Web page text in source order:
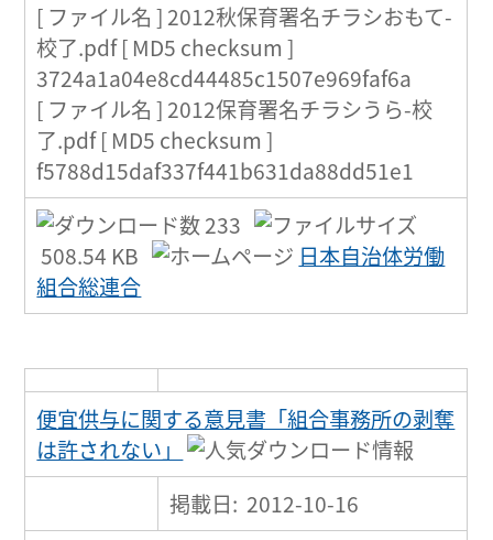
[ ファイル名 ] 2012秋保育署名チラシおもて-
校了.pdf [ MD5 checksum ]
3724a1a04e8cd44485c1507e969faf6a
[ ファイル名 ] 2012保育署名チラシうら-校
了.pdf [ MD5 checksum ]
f5788d15daf337f441b631da88dd51e1
233
508.54 KB
日本自治体労働
組合総連合
便宜供与に関する意見書「組合事務所の剥奪
は許されない」
掲載日: 2012-10-16